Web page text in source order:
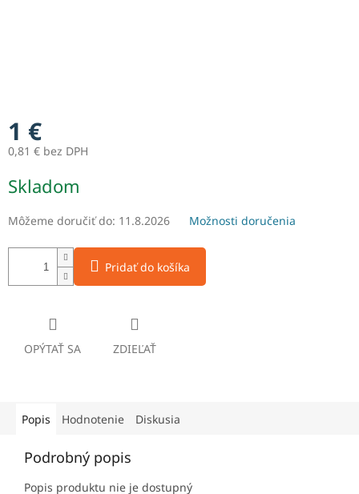
1 €
0,81 € bez DPH
cena:
Skladom
Môžeme doručiť do: 11.8.2026 Možnosti doručenia
Pridať do košíka
OPÝTAŤ SA ZDIEĽAŤ
Popis Hodnotenie Diskusia
Podrobný popis
Popis produktu nie je dostupný